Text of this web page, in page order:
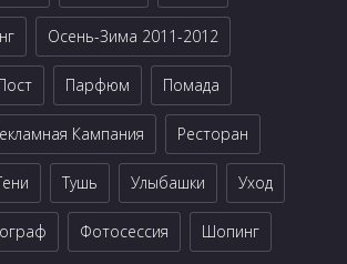
Осень-Зима 2011-2012
Парфюм Помада
Кампания Ресторан
Тушь Улыбашки Уход
Фотосессия Шопинг